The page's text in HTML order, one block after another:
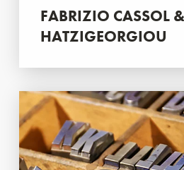
FABRIZIO CASSOL
HATZIGEORGIOU